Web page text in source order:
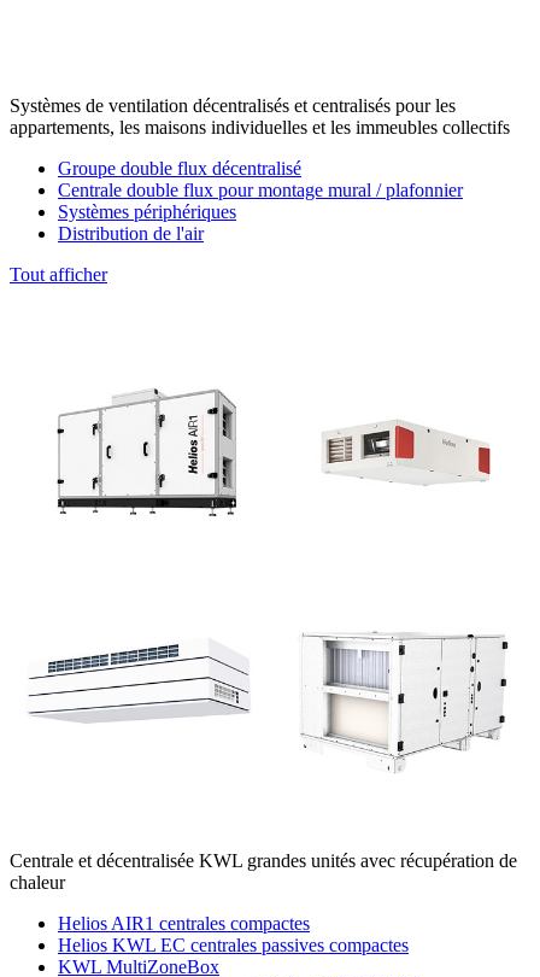
Systèmes de ventilation décentralisés et centralisés pour les
appartements, les maisons individuelles et les immeubles collectifs
Groupe double flux décentralisé
Centrale double flux pour montage mural / plafonnier
Systèmes périphériques
Distribution de l'air
Tout afficher
Centrale et décentralisée KWL grandes unités avec récupération de
chaleur
Helios AIR1 centrales compactes
Helios KWL EC centrales passives compactes
KWL MultiZoneBox